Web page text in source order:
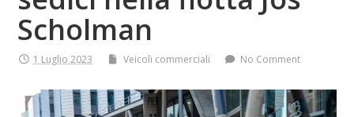
Scholman
1 Luglio 2023 Veicoli commerciali No Comment